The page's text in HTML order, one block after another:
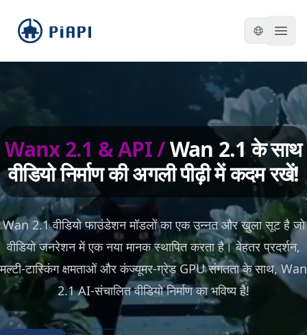
piapi
Wanx 2.1 & API/Wan 2.1 के साथ
वीडियो निर्माण की अगली पीढ़ी में कदम रखें!
Wan 2.1 वीडियो फाउंडेशन मॉडलों का एक उन्नत और खुला सूट है जो
वीडियो जनरेशन में एक नया मानक स्थापित करता है। बेहतर प्रदर्शन,
मल्टी-टास्किंग क्षमताओं और कंज्यूमर-ग्रेड GPU संगतता के साथ, Wan
2.1 AI-संचालित वीडियो निर्माण का भविष्य है!